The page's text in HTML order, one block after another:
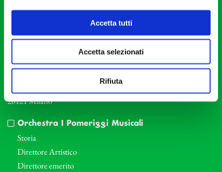
Accetta tutti
Accetta selezionati
Rifiuta
Cod. Fisc. 80078650159
20121 Milano
Orchestra I Pomeriggi Musicali
Storia
Direttore Artistico
Direttore emerito